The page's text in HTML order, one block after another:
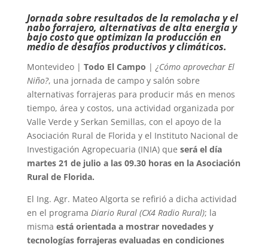
Jornada sobre resultados de la remolacha y el
nabo forrajero, alternativas de alta energía y
bajo costo que optimizan la producción en
medio de desafíos productivos y climáticos.
Montevideo | Todo El Campo | ¿Cómo aprovechar El
Niño?, una jornada de campo y salón sobre
alternativas forrajeras para producir más en menos
tiempo, área y costos, una actividad organizada por
Valle Verde y Serkan Semillas, con el apoyo de la
Asociación Rural de Florida y el Instituto Nacional de
Investigación Agropecuaria (INIA) que será el día
martes 21 de julio a las 09.30 horas en la Asociación
Rural de Florida.
El Ing. Agr. Mateo Algorta se refirió a dicha actividad
en el programa Diario Rural (CX4 Radio Rural); la
misma está orientada a mostrar novedades y
tecnologías forrajeras evaluadas en condiciones